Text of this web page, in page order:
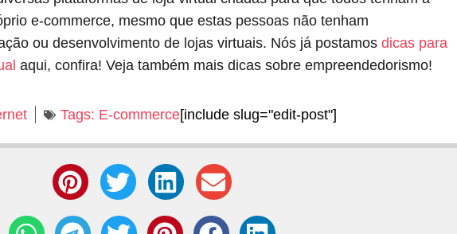
e-commerce, mesmo que estas pessoas não tenham
ou desenvolvimento de lojas virtuais. Nós já postamos dicas para
aqui, confira! Veja também mais dicas sobre empreendedorismo!
Tags: E-commerce[include slug="edit-post"]